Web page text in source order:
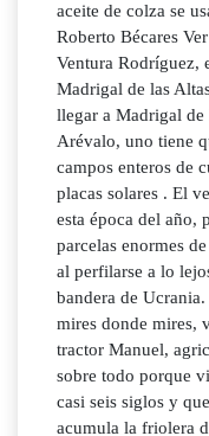
aceite de colza se
Roberto Bécares
Ventura Rodríguez,
Madrigal de las
llegar a Madrigal
Arévalo, uno tiene
campos enteros de
placas solares . El
esta época del año,
parcelas enormes
al perfilarse a lo
bandera de
mires donde mires,
tractor Manuel,
sobre todo porque
casi seis siglos y
acumula la friolera